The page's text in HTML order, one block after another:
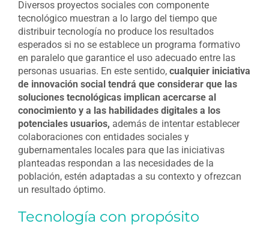
Diversos proyectos sociales con componente
tecnológico muestran a lo largo del tiempo que
distribuir tecnología no produce los resultados
esperados si no se establece un programa formativo
en paralelo que garantice el uso adecuado entre las
personas usuarias. En este sentido, cualquier iniciativa
de innovación social tendrá que considerar que las
soluciones tecnológicas implican acercarse al
conocimiento y a las habilidades digitales a los
potenciales usuarios, además de intentar establecer
colaboraciones con entidades sociales y
gubernamentales locales para que las iniciativas
planteadas respondan a las necesidades de la
población, estén adaptadas a su contexto y ofrezcan
un resultado óptimo.
Tecnología con propósito